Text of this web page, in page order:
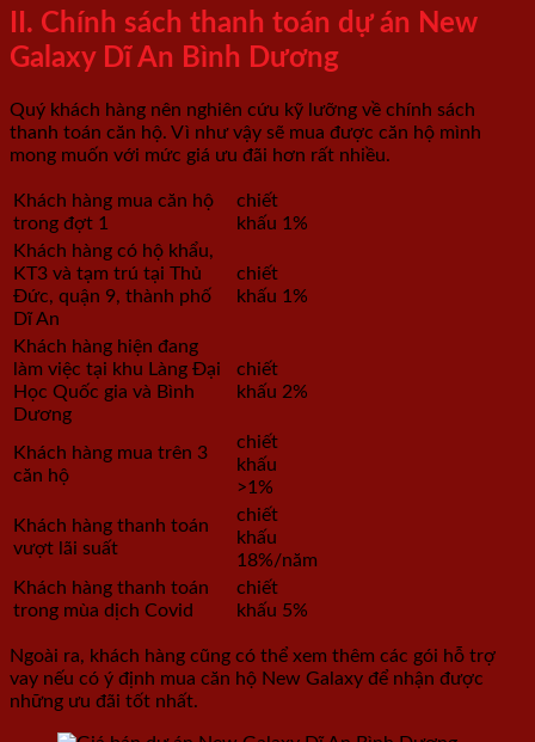
II. Chính sách thanh toán dự án New
Galaxy Dĩ An Bình Dương
Quý khách hàng nên nghiên cứu kỹ lưỡng về chính sách
thanh toán căn hộ. Vì như vậy sẽ mua được căn hộ mình
mong muốn với mức giá ưu đãi hơn rất nhiều.
Khách hàng mua căn hộ
trong đợt 1
chiết
khấu 1%
Khách hàng có hộ khẩu,
KT3 và tạm trú tại Thủ
Đức, quận 9, thành phố
Dĩ An
chiết
khấu 1%
Khách hàng hiện đang
làm việc tại khu Làng Đại
Học Quốc gia và Bình
Dương
chiết
khấu 2%
Khách hàng mua trên 3
căn hộ
chiết
khấu
>1%
Khách hàng thanh toán
vượt lãi suất
chiết
khấu
18%/năm
Khách hàng thanh toán
trong mùa dịch Covid
chiết
khấu 5%
Ngoài ra, khách hàng cũng có thể xem thêm các gói hỗ trợ
vay nếu có ý định mua căn hộ New Galaxy để nhận được
những ưu đãi tốt nhất.